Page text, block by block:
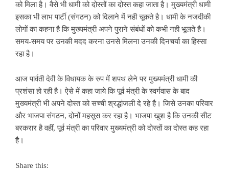
को मिला है। वैसे भी धामी को दोस्तों का दोस्त कहा जाता है। मुख्यमंत्री धामी
इसका भी लाभ पार्टी (संगठन) को दिलाने में नही चूकते है। धामी के नजदीकी
लोगों का कहना है कि मुख्यमंत्री अपने पुराने संबंधों को कभी नही भूलते है।
समय-समय पर उनकी मदद करना उनसे मिलना उनकी दिनचर्या का हिस्सा
रहा है।
आज पार्वती देवी के विधायक के रुप में शपथ लेने पर मुख्यमंत्री धामी की
प्रशंसा हो रही है। ऐसे में कहा जाये कि पूर्व मंत्री के स्वर्गवास के बाद
मुख्यमंत्री भी अपने दोस्त को सच्ची श्रद्धांजली दे रहे है। जिसे उनका परिवार
और भाजपा संगठन, दोनों महसूस कर रहा है। भाजपा खुश है कि उनकी सीट
बरकरार है वहीं, पूर्व मंत्री का परिवार मुख्यमंत्री को दोस्तों का दोस्त कह रहा
है।
Share this: